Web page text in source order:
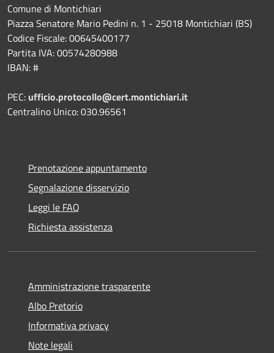
Comune di Montichiari
Piazza Senatore Mario Pedini n. 1 - 25018 Montichiari (BS)
Codice Fiscale: 00645400177
Partita IVA: 00574280988
IBAN: #
PEC: ufficio.protocollo@cert.montichiari.it
Centralino Unico: 030.96561
Prenotazione appuntamento
Segnalazione disservizio
Leggi le FAQ
Richiesta assistenza
Amministrazione trasparente
Albo Pretorio
Informativa privacy
Note legali